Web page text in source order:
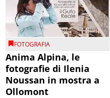
FOTOGRAFIA
Anima Alpina, le
fotografie di Ilenia
Noussan in mostra a
Ollomont